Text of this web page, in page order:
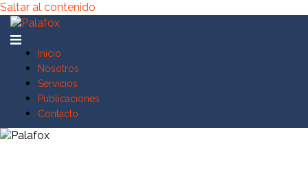
Saltar al contenido
Inicio
Nosotros
Servicios
Publicaciones
Contacto